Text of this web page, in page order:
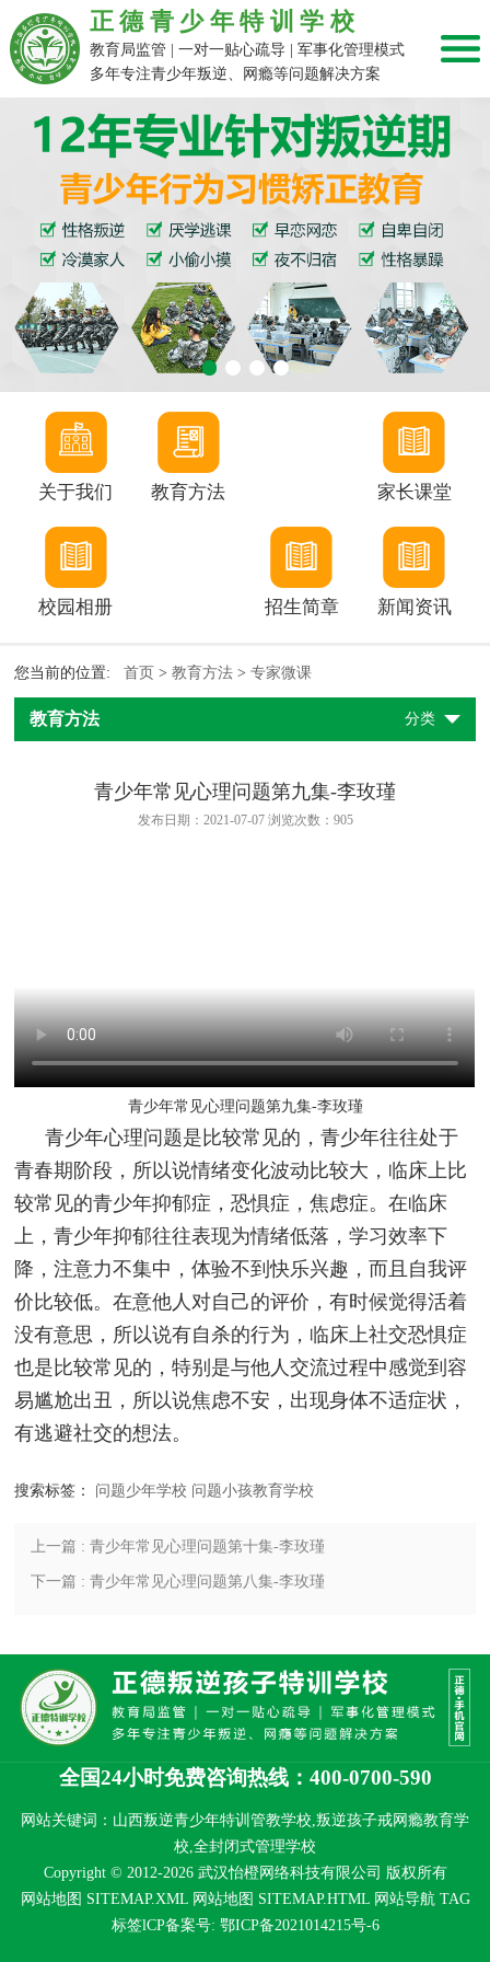
正德青少年特训学校
教育局监管 | 一对一贴心疏导 | 军事化管理模式
多年专注青少年叛逆、网瘾等问题解决方案
关于我们 教育方法 家长课堂
校园相册 招生简章 新闻资讯
您当前的位置:首页 >教育方法 >专家微课
教育方法 分类
青少年常见心理问题第九集-李玫瑾
发布日期：2021-07-07 浏览次数： 905
青少年常见心理问题第九集-李玫瑾
青少年心理问题是比较常见的，青少年往往处于
青春期阶段，所以说情绪变化波动比较大，临床上比
较常见的青少年抑郁症，恐惧症，焦虑症。在临床
上，青少年抑郁往往表现为情绪低落，学习效率下
降，注意力不集中，体验不到快乐兴趣，而且自我评
价比较低。在意他人对自己的评价，有时候觉得活着
没有意思，所以说有自杀的行为，临床上社交恐惧症
也是比较常见的，特别是与他人交流过程中感觉到容
易尴尬出丑，所以说焦虑不安，出现身体不适症状，
有逃避社交的想法。
搜索标签： 问题少年学校 问题小孩教育学校
上一篇 : 青少年常见心理问题第十集-李玫瑾
下一篇 : 青少年常见心理问题第八集-李玫瑾
全国24小时免费咨询热线：400-0700-590
网站关键词：山西叛逆青少年特训管教学校,叛逆孩子戒网瘾教育学
校,全封闭式管理学校
Copyright © 2012-2026 武汉怡橙网络科技有限公司 版权所有
网站地图 SITEMAP.XML 网站地图 SITEMAP.HTML 网站导航 TAG
标签lCP备案号: 鄂ICP备2021014215号-6